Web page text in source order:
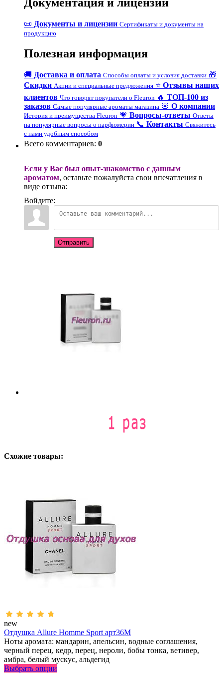
📜 Документы и лицензии Сертификаты и документы на
продукцию
Полезная информация
🚚 Доставка и оплата Способы оплаты и условия доставки 🎁
Скидки Акции и специальные предложения ⭐ Отзывы наших
клиентов Что говорят покупатели о Fleuron 🔥 ТОП-100 из
заказов Самые популярные ароматы магазина 🌸 О компании
История и преимущества Fleuron 💗 Вопросы-ответы Ответы
на популярные вопросы о парфюмерии 📞 Контакты Свяжитесь
с нами удобным способом
Всего комментариев: 0
Если у Вас был опыт-знакомство с данным
ароматом, оставьте пожалуйста свои впечатления в
виде отзыва:
Войдите:
Отправить
Схожие товары:
new
Отдушка Allure Homme Sport арт36M
Ноты аромата: мандарин, апельсин, водные соглашения,
черный перец, кедр, перец, нероли, бобы тонка, ветивер,
амбра, белый мускус, альдегид
Выбрать опции